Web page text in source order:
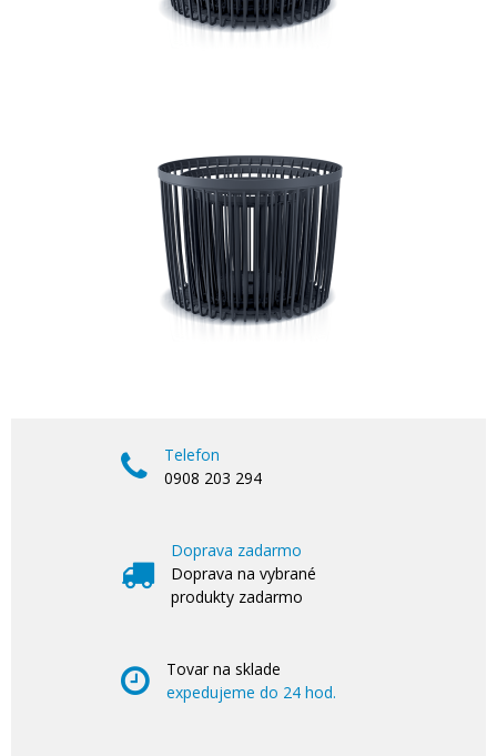
Telefon
0908 203 294
Doprava zadarmo
Doprava na vybrané
produkty zadarmo
Tovar na sklade
expedujeme do 24 hod.